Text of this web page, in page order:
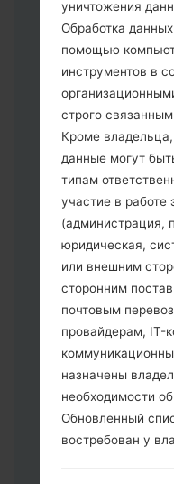
Скачайте на
Далее
прошивки.
Вам
прошивки
файл
прошивки:
AP: "System
CP: "Modem &
CSC _ ***:
HOME_CSC
Operator"
уничтожения
Обработка
помощью
инструментов в
строго
Кроме
данные могут
типам
участие в работе
(администрация,
юридическая,
или внешним
сторонним
почтовым
провайдерам, IT-
назначены
необходимости
Обновленный
востребован у